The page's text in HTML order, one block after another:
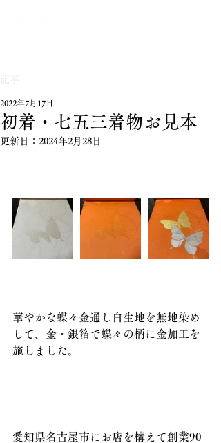
記事
初着・七五三着物お見本
2022年7月17日
更新日： 2024年2月28日
華やかな蝶々金通し白生地を無地染め
して、金・銀箔で蝶々の柄に金加工を
施しました。
愛知県名古屋市にお店を構えて創業90